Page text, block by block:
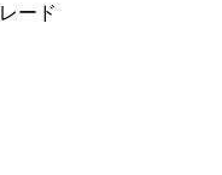
ード